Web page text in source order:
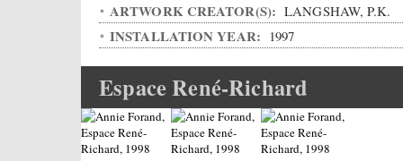
ARTWORK CREATOR(S): LANGSHAW, P.K.
INSTALLATION YEAR: 1997
Espace René-Richard